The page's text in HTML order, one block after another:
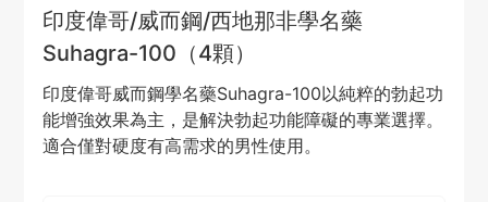
印度偉哥/威而鋼/西地那非學名藥
Suhagra-100（4顆）
印度偉哥威而鋼學名藥Suhagra-100以純粹的勃起功
能增強效果為主，是解決勃起功能障礙的專業選擇。
適合僅對硬度有高需求的男性使用。